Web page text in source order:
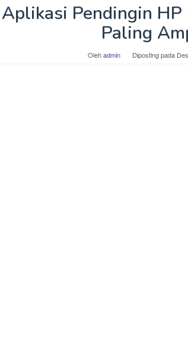
Aplikasi Pendingin HP
Paling
Olehadmin Diposting pada